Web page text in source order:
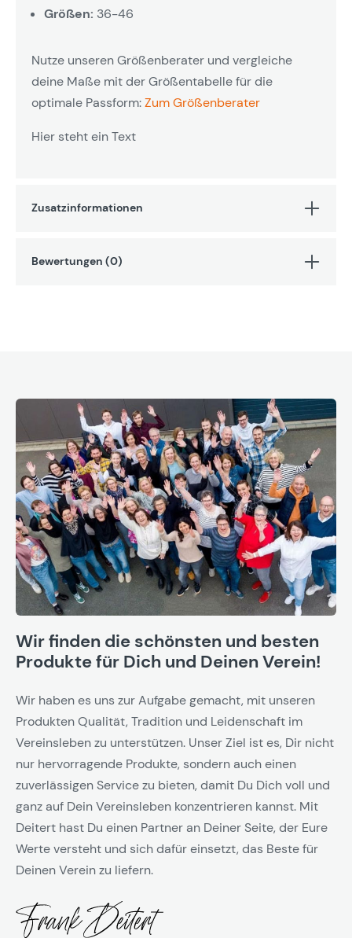
Größen: 36-46
Nutze unseren Größenberater und vergleiche
deine Maße mit der Größentabelle für die
optimale Passform:Zum Größenberater
Hier steht ein Text
Zusatzinformationen
Bewertungen (0)
Wir finden die schönsten und besten
Produkte für Dich und Deinen Verein!
Wir haben es uns zur Aufgabe gemacht, mit unseren
Produkten Qualität, Tradition und Leidenschaft im
Vereinsleben zu unterstützen. Unser Ziel ist es, Dir nicht
nur hervorragende Produkte, sondern auch einen
zuverlässigen Service zu bieten, damit Du Dich voll und
ganz auf Dein Vereinsleben konzentrieren kannst. Mit
Deitert hast Du einen Partner an Deiner Seite, der Eure
Werte versteht und sich dafür einsetzt, das Beste für
Deinen Verein zu liefern.